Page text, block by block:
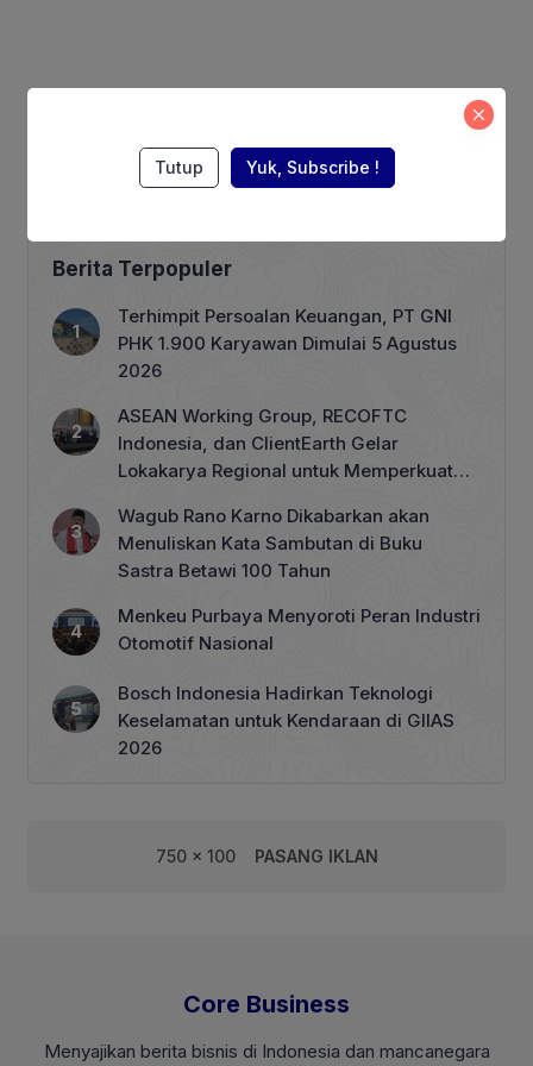
Berita Terpopuler
Terhimpit Persoalan Keuangan, PT GNI
PHK 1.900 Karyawan Dimulai 5 Agustus
2026
ASEAN Working Group, RECOFTC
Indonesia, dan ClientEarth Gelar
Lokakarya Regional untuk Memperkuat
Wagub Rano Karno Dikabarkan akan
Menuliskan Kata Sambutan di Buku
Sastra Betawi 100 Tahun
Menkeu Purbaya Menyoroti Peran Industri
Otomotif Nasional
Bosch Indonesia Hadirkan Teknologi
Keselamatan untuk Kendaraan di GIIAS
2026
750 x 100 PASANG IKLAN
Core Business
Menyajikan berita bisnis di Indonesia dan mancanegara
Tutup Yuk, Subscribe !